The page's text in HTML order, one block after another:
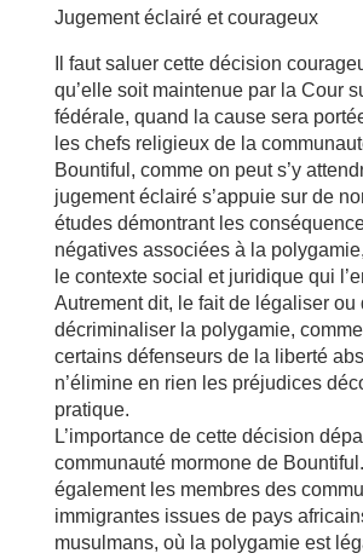
Jugement éclairé et courageux
Il faut saluer cette décision
qu’elle soit maintenue par la Cour
fédérale, quand la cause sera
les chefs religieux de la
Bountiful, comme on peut s’y
jugement éclairé s’appuie sur de
études démontrant les
négatives associées à la
le contexte social et juridique qui
Autrement dit, le fait de légaliser ou
décriminaliser la polygamie,
certains défenseurs de la liberté
n’élimine en rien les préjudices
pratique.
L’importance de cette décision
communauté mormone de
également les membres des
immigrantes issues de pays
musulmans, où la polygamie est